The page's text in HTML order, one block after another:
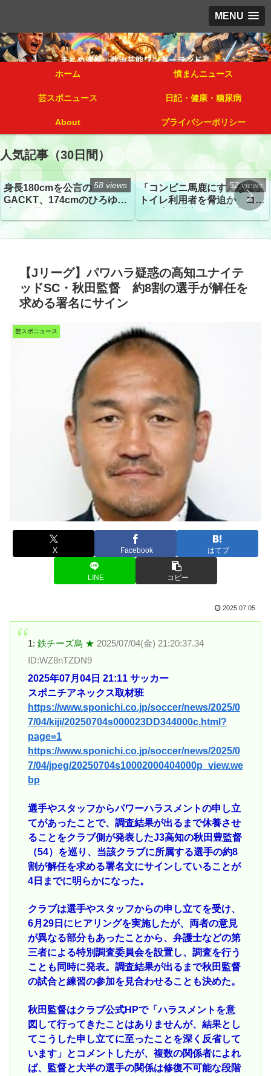
MENU
ホーム 憤まんニュース
芸スポニュース 日記・健康・糖尿病
About プライバシーポリシー
人気記事（30日間）
身長180cmを公言の
GACKT、174cmのひろゆき
トざわつき イベントでの写
真が話題
58 views
「コンビニ馬鹿にすんなよ」
トイレ利用者を脅迫か コン
52 views
【Jリーグ】パワハラ疑惑の高知ユナイテ
ッドSC・秋田監督 約8割の選手が解任を
求める署名にサイン
芸スポニュース
X Facebook はてブ
LINE コピー
2025.07.05
1: 鉄チーズ烏 ★ 2025/07/04(金) 21:20:37.34
ID:WZ8nTZDN9
2025年07月04日 21:11 サッカー
スポニチアネックス取材班
https://www.sponichi.co.jp/soccer/news/2025/0
7/04/kiji/20250704s000023DD344000c.html?
page=1
https://www.sponichi.co.jp/soccer/news/2025/0
7/04/jpeg/20250704s10002000404000p_view.we
bp
選手やスタッフからパワーハラスメントの申し立
てがあったことで、調査結果が出るまで休養させ
ることをクラブ側が発表したJ3高知の秋田豊監督
（54）を巡り、当該クラブに所属する選手の約8
割が解任を求める署名文にサインしていることが
4日までに明らかになった。
クラブは選手やスタッフからの申し立てを受け、
6月29日にヒアリングを実施したが、両者の意見
が異なる部分もあったことから、弁護士などの第
三者による特別調査委員会を設置し、調査を行う
ことも同時に発表。調査結果が出るまで秋田監督
の試合と練習の参加を見合わせることも決めた。
秋田監督はクラブ公式HPで「ハラスメントを意
図して行ってきたことはありませんが、結果とし
てこうした申し立てに至ったことを深く反省して
います」とコメントしたが、複数の関係者によれ
ば、監督と大半の選手の関係は修復不可能な段階